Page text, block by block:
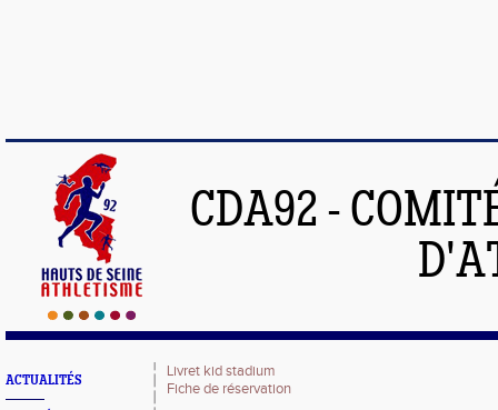
CDA92 -
ACTUALITÉS
Livret kid stadium
Fiche de réservation